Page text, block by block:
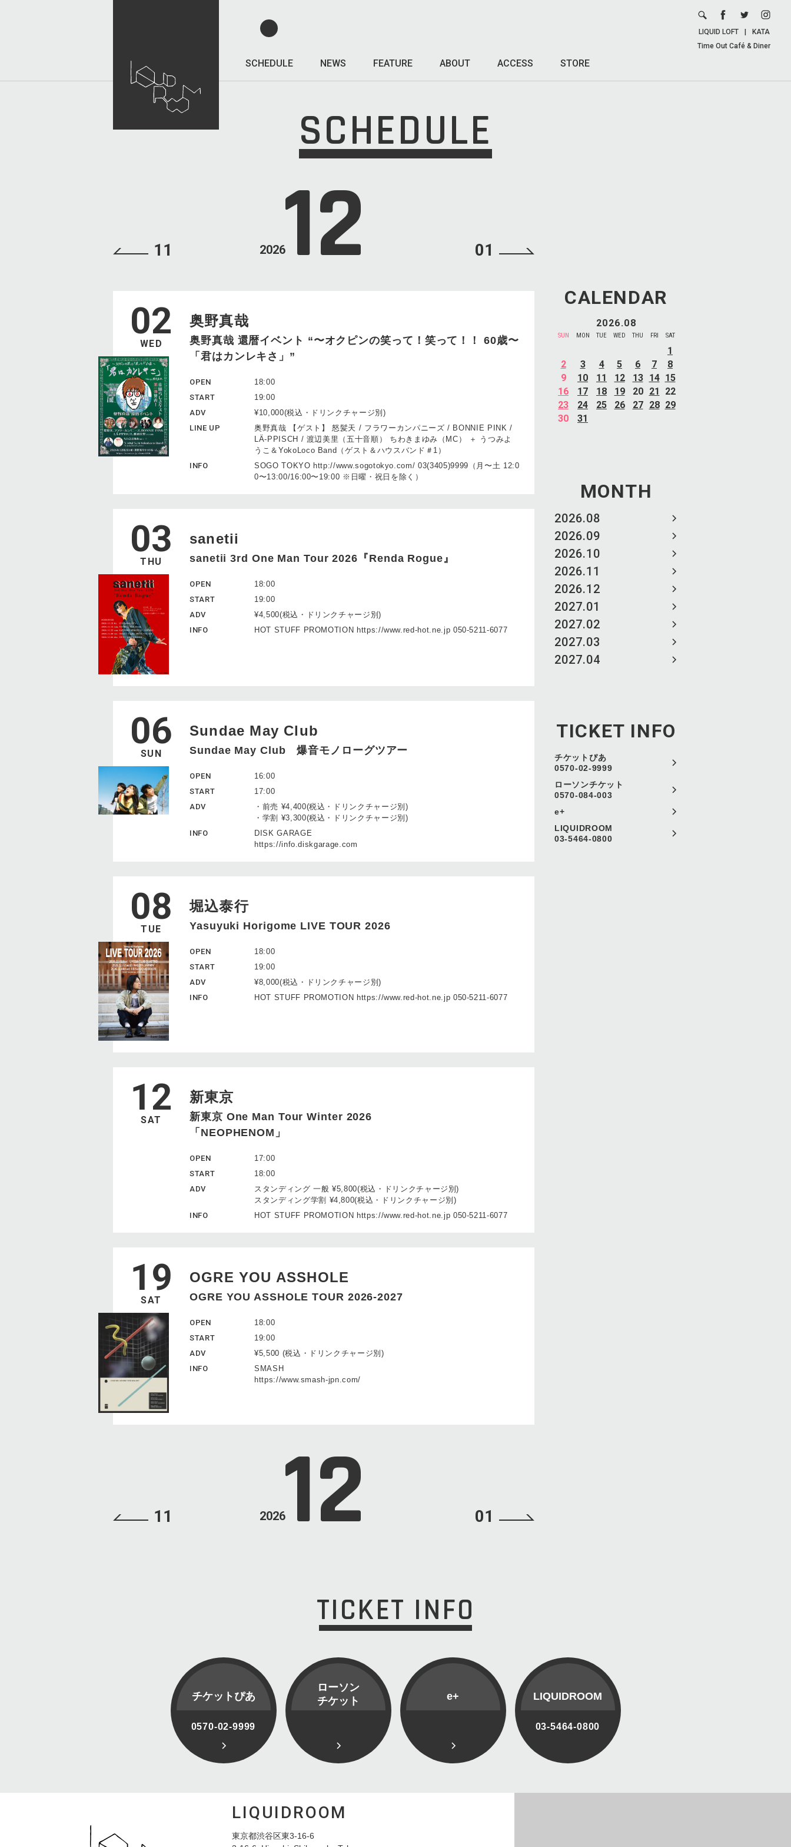
SCHEDULE NEWS FEATURE ABOUT ACCESS STORE
LIQUID LOFT
KATA
Time Out Café & Diner
SCHEDULE
CALENDAR
2026.08
SUN MON TUE WED THU FRI SAT
1
2
3 4 5 6 7
8
9
10 11 12 13 14 15
16
17 18 19 20 21
22
23
24 25 26 27 28 29
30
31
MONTH
2026.08
2026.09
2026.10
2026.11
2026.12
2027.01
2027.02
2027.03
2027.04
TICKET INFO
チケットぴあ
0570-02-9999
ローソンチケット
0570-084-003
e+
LIQUIDROOM
03-5464-0800
202612
11 01
02
WED
奥野真哉
奥野真哉 還暦イベント “〜オクピンの笑って！笑って！！ 60歳〜
「君はカンレキさ」”
OPEN
18:00
START
19:00
ADV
¥10,000(税込・ドリンクチャージ別)
LINE UP
奥野真哉 【ゲスト】 怒髪天 / フラワーカンパニーズ / BONNIE PINK /
LÄ-PPISCH / 渡辺美里（五十音順） ちわきまゆみ（MC） ＋ うつみよ
うこ＆YokoLoco Band（ゲスト＆ハウスバンド＃1）
INFO
SOGO TOKYO http://www.sogotokyo.com/ 03(3405)9999（月〜土 12:0
0〜13:00/16:00〜19:00 ※日曜・祝日を除く）
03
THU
sanetii
sanetii 3rd One Man Tour 2026『Renda Rogue』
OPEN
18:00
START
19:00
ADV
¥4,500(税込・ドリンクチャージ別)
INFO
HOT STUFF PROMOTION https://www.red-hot.ne.jp 050-5211-6077
06
SUN
Sundae May Club
Sundae May Club 爆音モノローグツアー
OPEN
16:00
START
17:00
ADV
・前売 ¥4,400(税込・ドリンクチャージ別)
・学割 ¥3,300(税込・ドリンクチャージ別)
INFO
DISK GARAGE
https://info.diskgarage.com
08
TUE
堀込泰行
Yasuyuki Horigome LIVE TOUR 2026
OPEN
18:00
START
19:00
ADV
¥8,000(税込・ドリンクチャージ別)
INFO
HOT STUFF PROMOTION https://www.red-hot.ne.jp 050-5211-6077
12
SAT
新東京
新東京 One Man Tour Winter 2026
「NEOPHENOM」
OPEN
17:00
START
18:00
ADV
スタンディング 一般 ¥5,800(税込・ドリンクチャージ別)
スタンディング学割 ¥4,800(税込・ドリンクチャージ別)
INFO
HOT STUFF PROMOTION https://www.red-hot.ne.jp 050-5211-6077
19
SAT
OGRE YOU ASSHOLE
OGRE YOU ASSHOLE TOUR 2026-2027
OPEN
18:00
START
19:00
ADV
¥5,500 (税込・ドリンクチャージ別)
INFO
SMASH
https://www.smash-jpn.com/
202612
11 01
TICKET INFO
チケットぴあ
0570-02-9999
ローソン
チケット
e+ LIQUIDROOM
03-5464-0800
LIQUIDROOM
東京都渋谷区東3-16-6